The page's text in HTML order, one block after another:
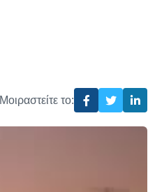
Μοιραστείτε το: